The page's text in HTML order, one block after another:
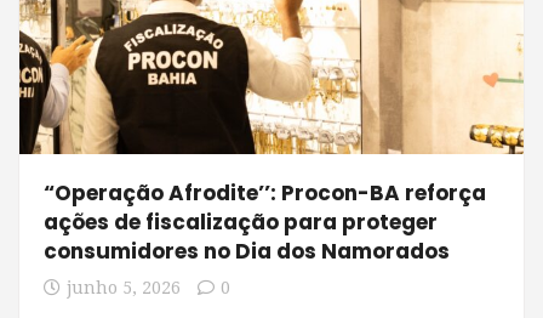
“Operação Afrodite’’: Procon-BA reforça
ações de fiscalização para proteger
consumidores no Dia dos Namorados
junho 5, 2026 0